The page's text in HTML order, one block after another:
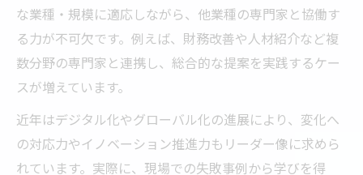
な業種・規模に適応しながら、他業種の専門家と協働す
る力が不可欠です。例えば、財務改善や人材紹介など複
数分野の専門家と連携し、総合的な提案を実践するケー
スが増えています。
近年はデジタル化やグローバル化の進展により、変化へ
の対応力やイノベーション推進力もリーダー像に求めら
れています。実際に、現場での失敗事例から学びを得